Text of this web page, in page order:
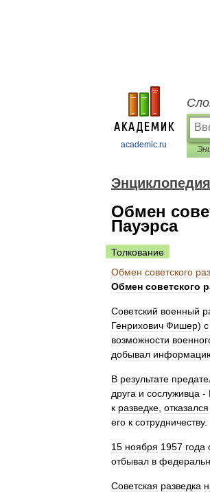
academic.ru
Обмен
Пауэрса
Толкование
Обмен советского
Обмен советского
Советский военный
Генрихович Фишер) с
возможности
добывал
В результате
друга и сослуживца -
к разведке отказался
его к сотрудничеству.
15 ноября 1957 года
отбывал в
Советская разведка